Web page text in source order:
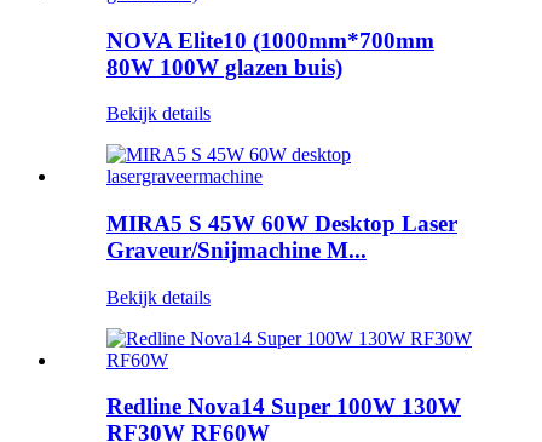
NOVA Elite10 (1000mm*700mm
80W 100W glazen buis)
Bekijk details
MIRA5 S 45W 60W Desktop Laser
Graveur/Snijmachine M...
Bekijk details
Redline Nova14 Super 100W 130W
RF30W RF60W